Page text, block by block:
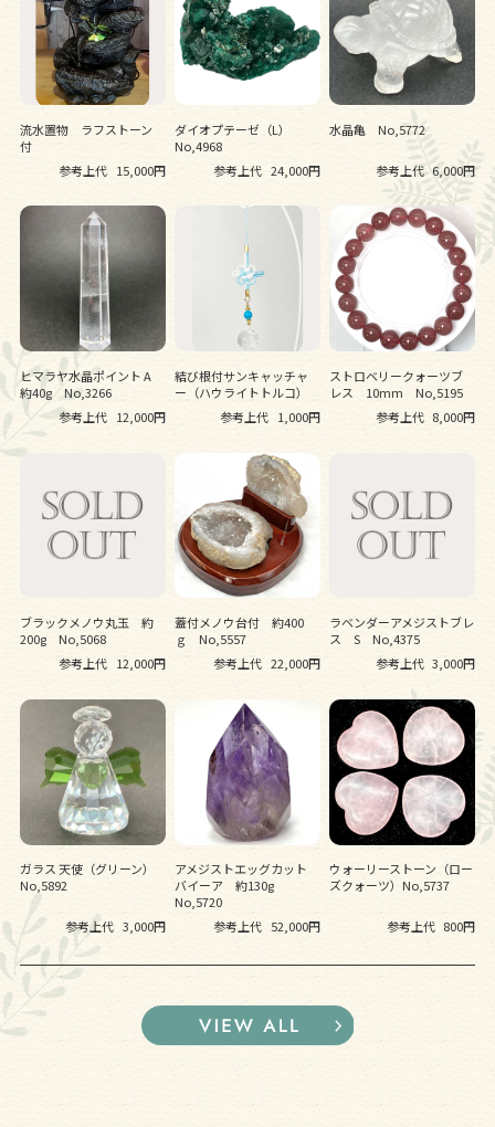
流水置物 ラフストーン
付
参考上代 15,000円
ダイオプテーゼ（L）
No,4968
参考上代 24,000円
水晶亀 No,5772
参考上代 6,000円
ヒマラヤ水晶ポイント A
約40g No,3266
参考上代 12,000円
結び根付サンキャッチャ
ー（ハウライトトルコ）
参考上代 1,000円
ストロベリークォーツブ
レス 10mm No,5195
参考上代 8,000円
ブラックメノウ丸玉 約
200g No,5068
参考上代 12,000円
蓋付メノウ台付 約400
ｇ No,5557
参考上代 22,000円
ラベンダーアメジストブレ
ス S No,4375
参考上代 3,000円
ガラス 天使（グリーン）
No,5892
参考上代 3,000円
アメジストエッグカット
バイーア 約130g
No,5720
参考上代 52,000円
ウォーリーストーン（ロー
ズクォーツ）No,5737
参考上代 800円